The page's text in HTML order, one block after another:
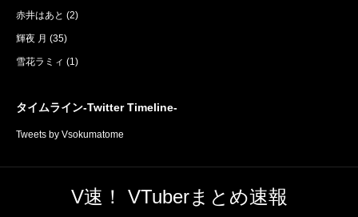
赤井はあと (2)
輝夜 月 (35)
雪花ラミィ (1)
タイムライン-Twitter Timeline-
Tweets by Vsokumatome
V速！ VTuberまとめ速報